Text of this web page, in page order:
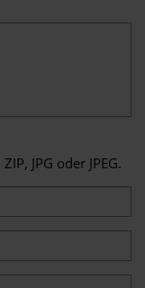
JPG oder JPEG.